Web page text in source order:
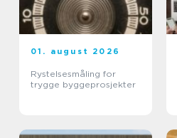
01. august 2026
Rystelsesmåling for
trygge byggeprosjekter